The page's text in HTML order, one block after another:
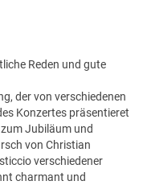
Reden und gute
der von verschiedenen
Konzertes präsentieret
Jubiläum und
von Christian
verschiedener
charmant und